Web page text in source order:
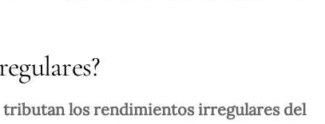
tributan los rendimientos irregulares del